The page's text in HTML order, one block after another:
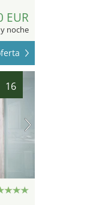
EUR
noche
16